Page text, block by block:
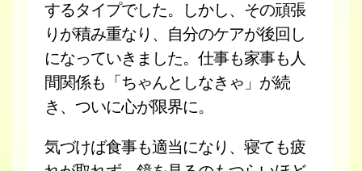
するタイプでした。しかし、その頑張
りが積み重なり、自分のケアが後回し
になっていきました。仕事も家事も人
間関係も「ちゃんとしなきゃ」が続
き、ついに心が限界に。
気づけば食事も適当になり、寝ても疲